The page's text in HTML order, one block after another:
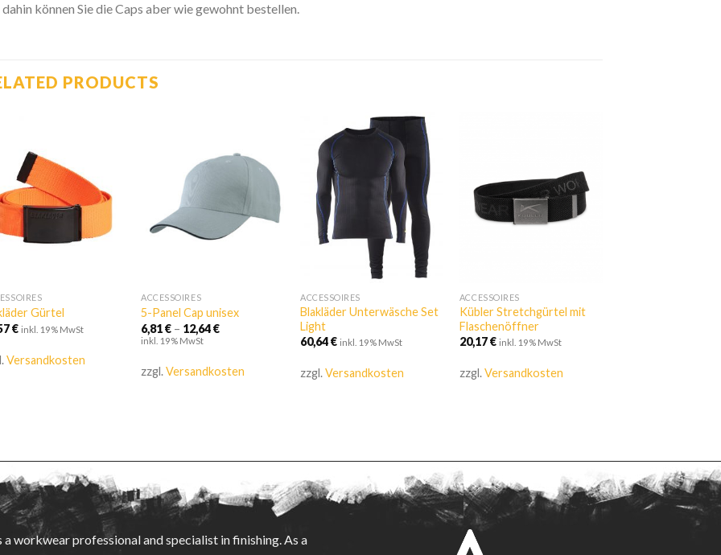
können Sie die Caps aber wie gewohnt bestellen.
PRODUCTS
hinzufügen
Gürtel
€ inkl. 19% MwSt
Versandkosten
Zur
Wishlist
ACCESSOIRES
5-Panel Cap unisex
6,81€ – 12,64€
inkl. 19% MwSt
zzgl.Versandkosten
Wishlist
hinzufügen
ACCESSOIRES
Blakläder Unterwäsche Set
Light
60,64€ inkl. 19% MwSt
zzgl.Versandkosten
hinzufügen
ACCESSOIRES
Kübler Stretchgürtel mit
Flaschenöffner
20,17€ inkl. 19% MwSt
zzgl.Versandkosten
a workwear professional and specialist in finishing. As a